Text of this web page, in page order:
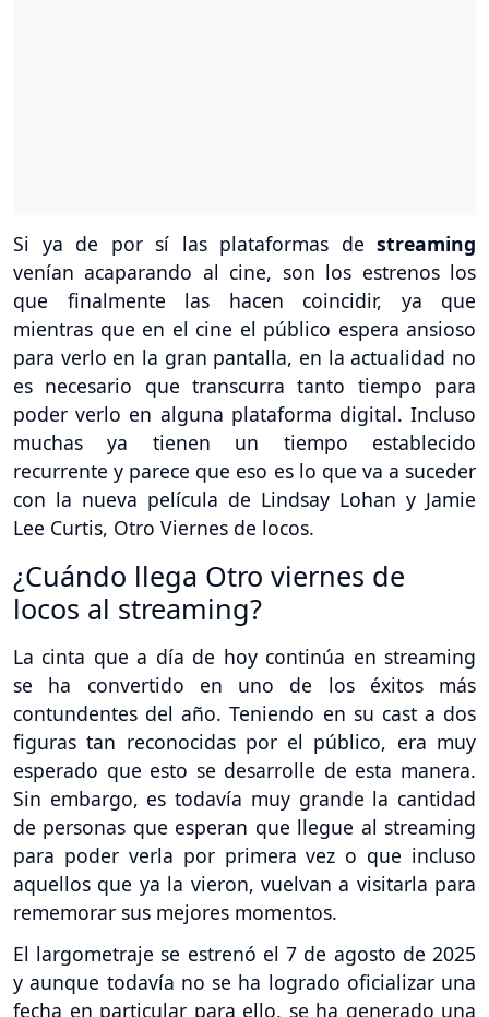
Si ya de por sí las plataformas de streaming
venían acaparando al cine, son los estrenos los
que finalmente las hacen coincidir, ya que
mientras que en el cine el público espera ansioso
para verlo en la gran pantalla, en la actualidad no
es necesario que transcurra tanto tiempo para
poder verlo en alguna plataforma digital. Incluso
muchas ya tienen un tiempo establecido
recurrente y parece que eso es lo que va a suceder
con la nueva película de Lindsay Lohan y Jamie
Lee Curtis, Otro Viernes de locos.
¿Cuándo llega Otro viernes de
locos al streaming?
La cinta que a día de hoy continúa en streaming
se ha convertido en uno de los éxitos más
contundentes del año. Teniendo en su cast a dos
figuras tan reconocidas por el público, era muy
esperado que esto se desarrolle de esta manera.
Sin embargo, es todavía muy grande la cantidad
de personas que esperan que llegue al streaming
para poder verla por primera vez o que incluso
aquellos que ya la vieron, vuelvan a visitarla para
rememorar sus mejores momentos.
El largometraje se estrenó el 7 de agosto de 2025
y aunque todavía no se ha logrado oficializar una
fecha en particular para ello, se ha generado una